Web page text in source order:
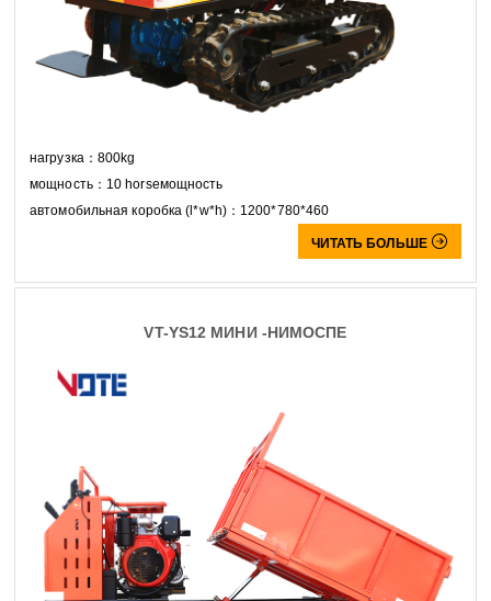
нагрузка：800kg
мощность：10 horseмощность
автомобильная коробка (l*w*h)：1200*780*460
ЧИТАТЬ БОЛЬШЕ 
VT-YS12 МИНИ -НИМОСПЕ